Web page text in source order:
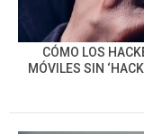
CÓMO LOS
MÓVILES SIN